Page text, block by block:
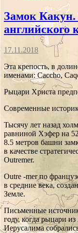
Замок
английского
17.11.2018
Эта крепость, в
именами: Caccho,
Рыцари Христа
Тысячу лет назад
равниной Хэфер на
8.5 метров башни
в качестве
Outremer.
Outre -mer по
в средние века,
Земле.
Письменные
году, когда рыцари
Иерусалима